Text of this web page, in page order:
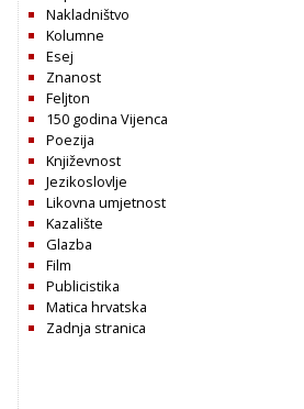
Nakladništvo
Kolumne
Esej
Znanost
Feljton
150 godina Vijenca
Poezija
Književnost
Jezikoslovlje
Likovna umjetnost
Kazalište
Glazba
Film
Publicistika
Matica hrvatska
Zadnja stranica